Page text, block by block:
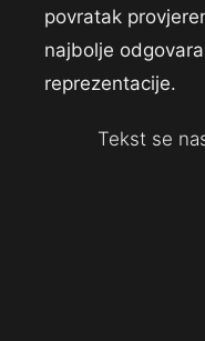
povratak
najbolje
reprezentacije.
Tekst se